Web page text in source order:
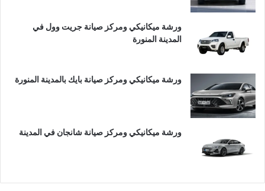
ورشة ميكانيكي ومركز صيانة جريت وول في
المدينة المنورة
ورشة ميكانيكي ومركز صيانة بايك بالمدينة المنورة
ورشة ميكانيكي ومركز صيانة شانجان في المدينة